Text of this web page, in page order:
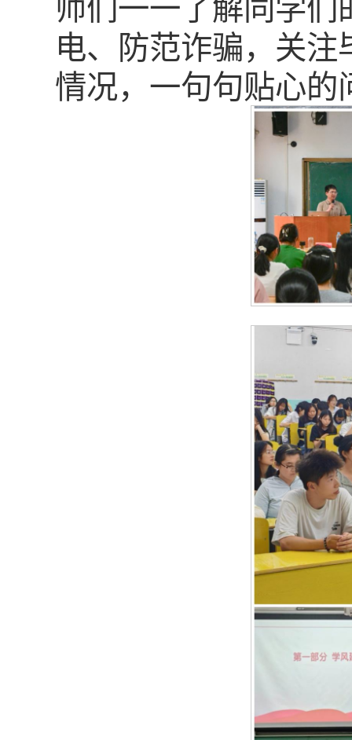
电、防范诈骗，关
情况，一句句贴心